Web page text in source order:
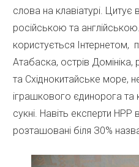
слова на клавіатурі. Цитує
російською та
користується Інтернетом,
Атабаска, острів Домініка,
та Східнокитайське море,
іграшкового єдинорога та
сукні. Навіть експерти
розташовані біля З0%